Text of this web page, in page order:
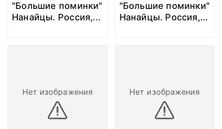
"Большие поминки"
Нанайцы. Россия,...
"Большие поминки"
Нанайцы. Россия,...
Нет изображения Нет изображения